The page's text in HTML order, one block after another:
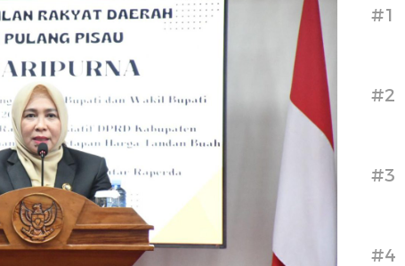
#1
#2
#3
#4